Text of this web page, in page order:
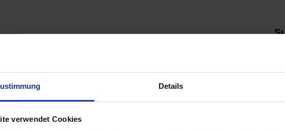
Details
verwendet Cookies
10 unternahmen einen besonderen Spaziergang vergangene
Pastor der Lutherkirche und Sprecher der „Soltauer
und Schüler auf einem Spaziergang zum jüdischen Leben in
Mahnmal an der MediClin-Klinik am Oeninger Weg. Dort informierte
dem Jahre 1945, die zum Aufstellen des Mahnmals geführt haben.
Friedhof im Böningweg. Pastor Berndt erklärte die Hintergründe
von jüdischen Grabstellen im Allgemeinen. Zuletzt führte der